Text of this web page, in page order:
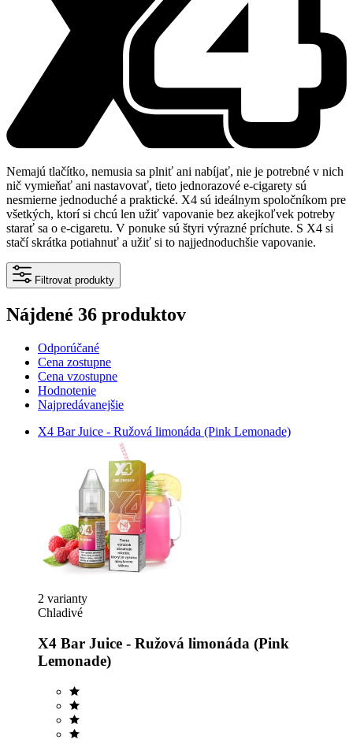
Nemajú tlačítko, nemusia sa plniť ani nabíjať, nie je potrebné v nich
nič vymieňať ani nastavovať, tieto jednorazové e-cigarety sú
nesmierne jednoduché a praktické. X4 sú ideálnym spoločníkom pre
všetkých, ktorí si chcú len užiť vapovanie bez akejkoľvek potreby
starať sa o e-cigaretu. V ponuke sú štyri výrazné príchute. S X4 si
stačí skrátka potiahnuť a užiť si to najjednoduchšie vapovanie.
Filtrovat produkty
Nájdené 36 produktov
Odporúčané
Cena zostupne
Cena vzostupne
Hodnotenie
Najpredávanejšie
X4 Bar Juice - Ružová limonáda (Pink Lemonade)
2 varianty
Chladivé
X4 Bar Juice - Ružová limonáda (Pink
Lemonade)